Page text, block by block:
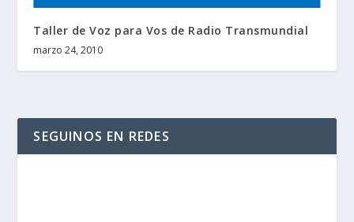
Taller de Voz para Vos de Radio Transmundial
marzo 24, 2010
SEGUINOS EN REDES